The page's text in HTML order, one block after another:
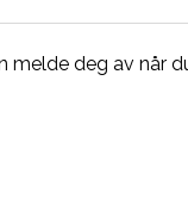
melde deg av når